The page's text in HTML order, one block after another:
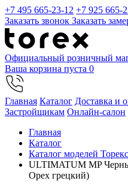
+7 495 665-23-12 +7 925 665-
Заказать звонок Заказать
Официальный розничный
Ваша корзина пуста 0
Главная Каталог Доставка и
Застройщикам Онлайн-салон
Главная
Каталог
Каталог моделей
ULTIMATUM MP
Орех грецкий)